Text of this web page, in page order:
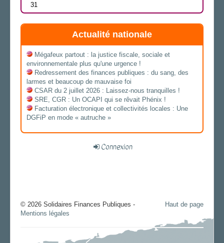
31
Actualité nationale
Mégafeux partout : la justice fiscale, sociale et
environnementale plus qu'une urgence !
Redressement des finances publiques : du sang, des
larmes et beaucoup de mauvaise foi
CSAR du 2 juillet 2026 : Laissez-nous tranquilles !
SRE, CGR : Un OCAPI qui se rêvait Phénix !
Facturation électronique et collectivités locales : Une
DGFiP en mode « autruche »
Connexion
Haut de page
© 2026 Solidaires Finances Publiques -
Mentions légales